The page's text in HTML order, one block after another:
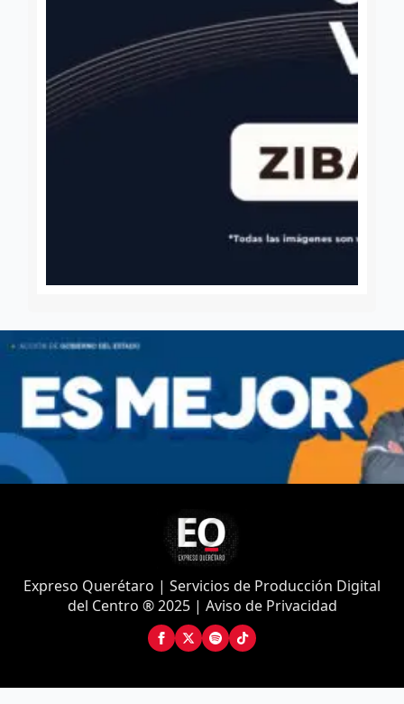
Expreso Querétaro | Servicios de Producción Digital
del Centro ® 2025 | Aviso de Privacidad